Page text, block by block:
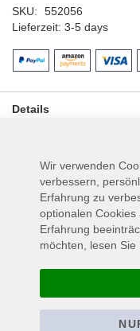
SKU
552056
Lieferzeit 3-5 days
Details
Mehr Informationen
Wir verwenden
verbessern,
Erfahrung zu
optionalen
Erfahrung
möchten, lesen Sie